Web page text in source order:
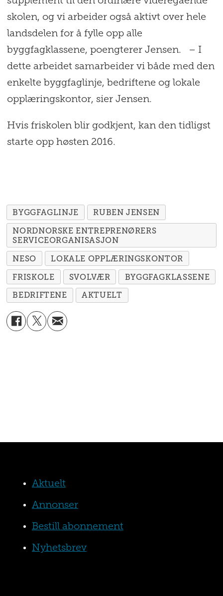
skolen, og vi arbeider også aktivt over hele
landsdelen for å fylle opp alle
byggfagklassene, poengterer Jensen. – I
dette arbeidet samarbeider vi både med den
enkelte byggfaglinje, bedriftene og lokale
opplæringskontor, sier Jensen.
Hvis friskolen blir godkjent, kan den tidligst
starte opp høsten 2016.
BYGGFAGLINJE
RUBEN JENSEN
NORDNORSKE ENTREPRENØRERS
SERVICEORGANISASJON
NESO
LOKALE OPPLÆRINGSKONTOR
FRISKOLE
SVOLVÆR
BYGGFAGKLASSENE
BEDRIFTENE
AKTUELT
Aktuelt
Annonser
Bestill abonnement
Nyhetsbrev